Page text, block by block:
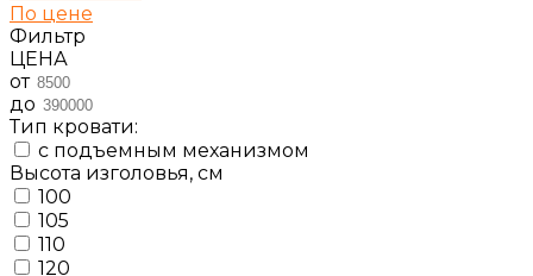
По цене
Фильтр
ЦЕНА
от
до
Тип кровати:
с подъемным механизмом
Высота изголовья, см
100
105
110
120